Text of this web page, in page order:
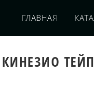
ГЛАВНАЯ
КИНЕЗИО